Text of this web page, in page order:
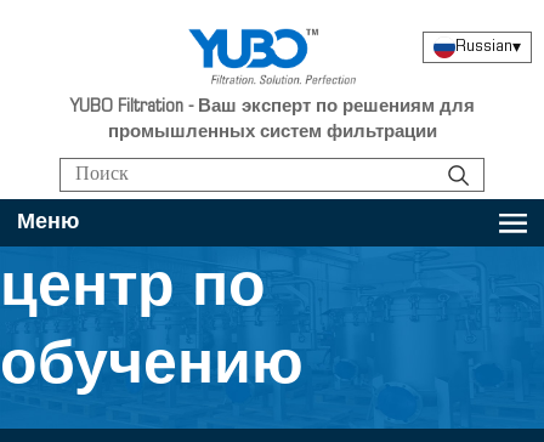
YUBO Filtration - Ваш эксперт по решениям для
промышленных систем фильтрации
Russian▾
Меню
центр по
обучению